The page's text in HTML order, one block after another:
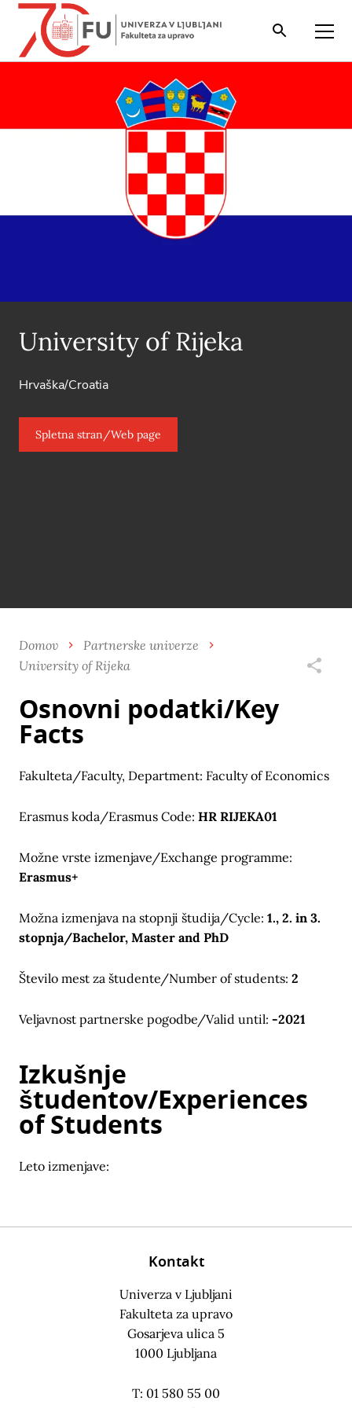
Iskalnik Odpri
University of Rijeka
Hrvaška/Croatia
Spletna stran/Web page
Domov
Partnerske univerze
University of Rijeka
Osnovni podatki/Key
Facts
Fakulteta/Faculty, Department: Faculty of Economics
Erasmus koda/Erasmus Code: HR RIJEKA01
Možne vrste izmenjave/Exchange programme:
Erasmus+
Možna izmenjava na stopnji študija/Cycle: 1., 2. in 3.
stopnja/Bachelor, Master and PhD
Število mest za študente/Number of students: 2
Veljavnost partnerske pogodbe/Valid until: -2021
Izkušnje
študentov/Experiences
of Students
Leto izmenjave:
Kontakt
Univerza v Ljubljani
Fakulteta za upravo
Gosarjeva ulica 5
1000 Ljubljana
T: 01 580 55 00